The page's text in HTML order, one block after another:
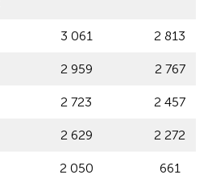
3 061 2 813
2 959 2 767
2 723 2 457
2 629 2 272
2 050 661